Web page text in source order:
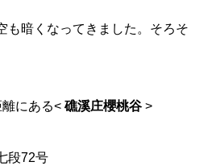
も暗くなってきました。そろそ
にある< 礁溪庄櫻桃谷>
段72号